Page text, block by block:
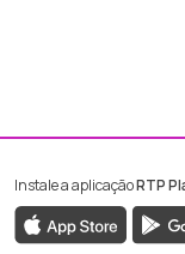
Madeira
RTP
Instale a aplicaçãoRTP